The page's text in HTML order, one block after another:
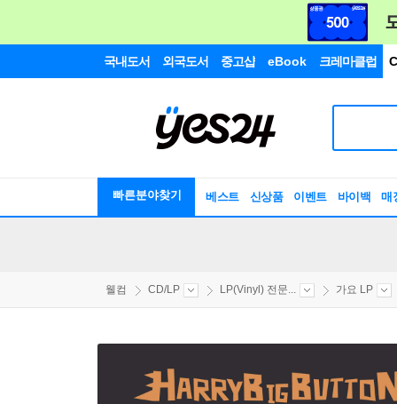
국내도서 외국도서 중고샵 eBook 크레마클럽
빠른분야찾기 베스트 신상품 이벤트 바이백 매
웰컴 CD/LP LP(Vinyl) 전문... 가요 LP